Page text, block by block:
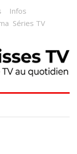
Infos
Séries TV